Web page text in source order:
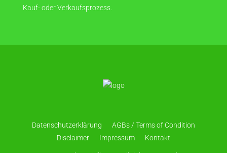
Kauf- oder Verkaufsprozess.
Datenschutzerklärung
AGBs / Terms of Condition
Disclaimer
Impressum Kontakt